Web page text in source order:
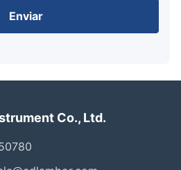
Enviar
Co., Ltd.